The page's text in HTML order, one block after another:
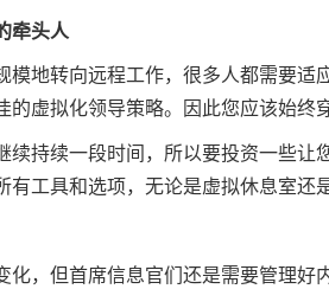
牵头人
模地转向远程工作，很多人都需要
的虚拟化领导策略。因此您应该始终
续持续一段时间，所以要投资一些
有工具和选项，无论是虚拟休息室还
化，但首席信息官们还是需要管理